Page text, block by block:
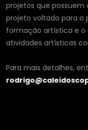
projetos que
projeto voltado para o
formação artística e
atividades artísticas
Para mais detalhes,